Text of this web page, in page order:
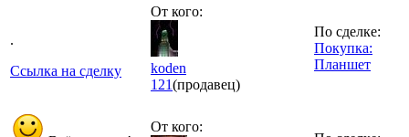
.
Ссылка на сделку
От кого:
koden
121(продавец)
По сделке:
Покупка:
Планшет
От кого: